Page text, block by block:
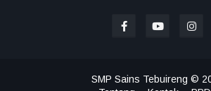
SMP Sains Tebuireng ©